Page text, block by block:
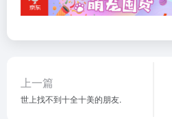
上一篇
世上找不到十全十美的朋友.